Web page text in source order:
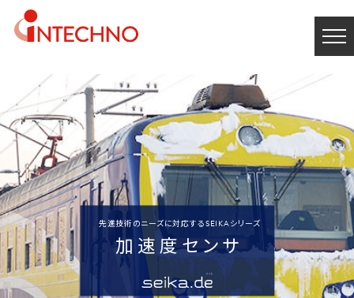
先進技術のニーズに対応するSEIKAシリーズ
加速度センサ